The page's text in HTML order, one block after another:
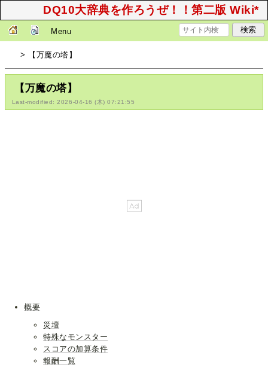
DQ10大辞典を作ろうぜ！！第二版 Wiki*
Menu
> 【万魔の塔】
【万魔の塔】
Last-modified: 2026-04-16 (木) 07:21:55
概要
災壇
特殊なモンスター
スコアの加算条件
報酬一覧